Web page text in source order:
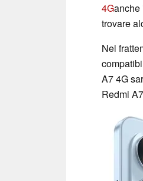
4Ganche
trovare
Nel
A7 4G
Redmi